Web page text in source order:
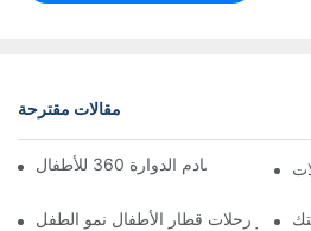
مقالات مقترحة
التصادم الدوارة 360 للأطفال
تُعزز رحلات قطار الأطفال نمو الطفل